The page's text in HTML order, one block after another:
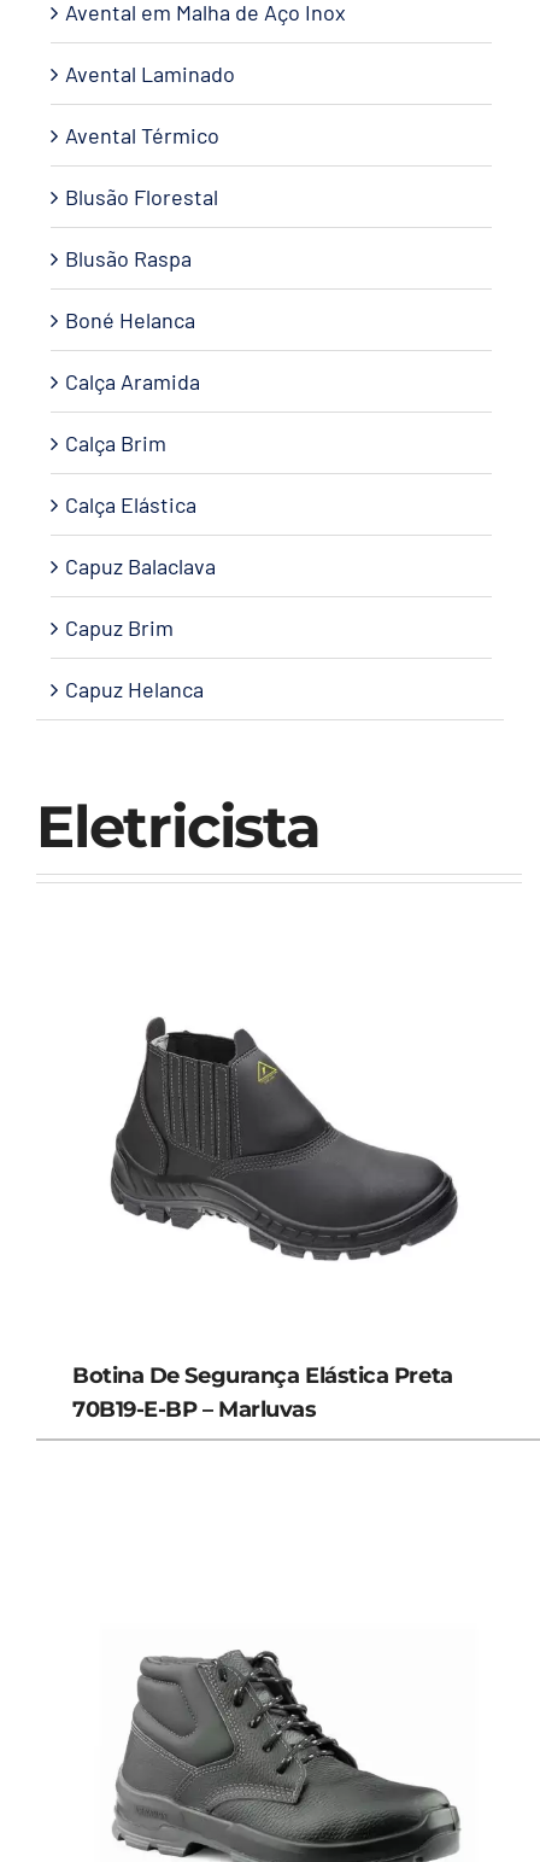
Eletricista
Botina De Segurança Elástica Preta
70B19-E-BP – Marluvas
Avental em Malha de Aço Inox
Avental Laminado
Avental Térmico
Blusão Florestal
Blusão Raspa
Boné Helanca
Calça Aramida
Calça Brim
Calça Elástica
Capuz Balaclava
Capuz Brim
Capuz Helanca